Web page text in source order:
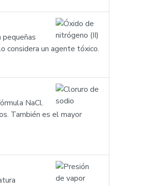
considera un agente tóxico.
NaCl.
También es el mayor